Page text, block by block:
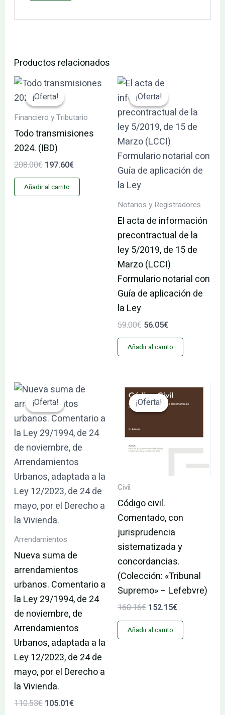
Productos relacionados
¡Oferta!
¡Oferta!
Financiero y Tributario
Todo transmisiones
2024. (IBD)
208.00€
El
precio
original
era:
208.00€.
197.60€
El
es:
197.60€.
Añadir al carrito
¡Oferta!
¡Oferta!
Notarios y Registradores
El acta de información
precontractual de la
ley 5/2019, de 15 de
Marzo (LCCI)
Formulario notarial con
Guía de aplicación de
la Ley
59.00€
El
precio
original
era:
59.00€.
56.05€
actual
es:
56.05€.
Añadir al carrito
¡Oferta!
¡Oferta!
Arrendamientos
Nueva suma de
arrendamientos
urbanos. Comentario a
la Ley 29/1994, de 24
de noviembre, de
Arrendamientos
Urbanos, adaptada a la
Ley 12/2023, de 24 de
mayo, por el Derecho a
la Vivienda.
110.53€
El
precio
original
era:
110.53€.
105.01€
El
actual
es:
105.01€.
¡Oferta!
¡Oferta!
Civil
Código civil.
Comentado, con
jurisprudencia
sistematizada y
concordancias.
(Colección: «Tribunal
Supremo» – Lefebvre)
160.16€
El
precio
original
152.15€
El
actual
Añadir al carrito